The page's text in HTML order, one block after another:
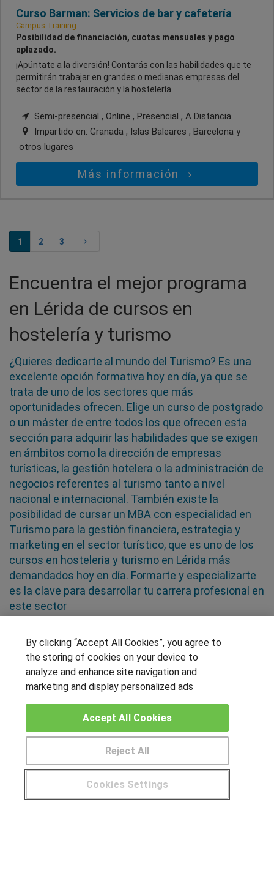
Curso Barman: Servicios de bar y cafetería
Campus Training
Posibilidad de financiación, cuotas mensuales y pago
aplazado.
¡Apúntate a la diversión! Contarás con las habilidades que te
permitirán trabajar en grandes o medianas empresas del
sector de la restauración y la hostelería.
Semi-presencial , Online , Presencial , A Distancia
Impartido en: Granada , Islas Baleares , Barcelona y
otros lugares
Más información
1 2 3
Encuentra el mejor programa
en Lérida de cursos en
hostelería y turismo
¿Quieres dedicarte al mundo del Turismo? Es una
excelente opción formativa hoy en día, ya que se
trata de uno de los sectores que más
oportunidades ofrecen. Elige un curso de postgrado
o un máster de entre todos los que ofrecen esta
sección para adquirir las habilidades que se exigen
en ámbitos como la dirección de empresas
turísticas, la gestión hotelera o la administración de
negocios referentes al turismo tanto a nivel
nacional e internacional. También existe la
posibilidad de cursar un MBA con especialidad en
Turismo para la gestión financiera, estrategia y
marketing en el sector turístico, que es uno de los
cursos en hosteleria y turismo en Lérida más
demandados hoy en día. Formarte y especializarte
es la clave para desarrollar tu carrera profesional en
este sector
SÍGUENOS EN LAS REDES
OTROS GRUPOS DE INTERES
Muro de los idiomas
Hablemos de empleo
Locos por las becas
CENTROS DE FORMACIÓN
¿Tienes alguna duda? 900 264 357
By clicking “Accept All Cookies”, you agree to
the storing of cookies on your device to
analyze and enhance site navigation and
marketing and display personalized ads
Cookies Settings
Reject All
Accept All Cookies